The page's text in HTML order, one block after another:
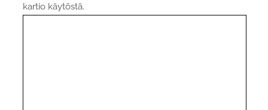
kartio käytöstä.